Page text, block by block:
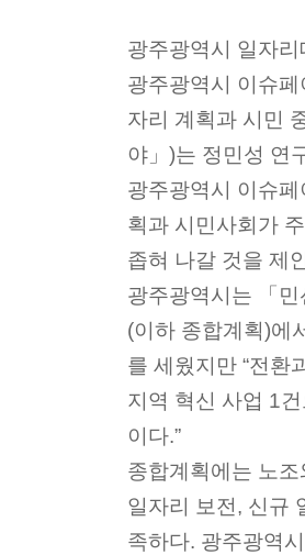
광주광역시 일자
광주광역시 이슈
자리 계획과 시민
야」)는 정민성 연
광주광역시 이슈
획과 시민사회가
좁혀 나갈 것을 제
광주광역시는 「
(이하 종합계획)에
를 세웠지만 “전환
지역 혁신 사업 1
이다.”
종합계획에는 노
일자리 보전, 신규
족하다. 광주광역